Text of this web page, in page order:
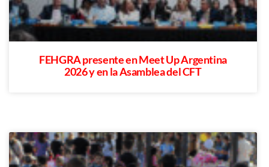
FEHGRA presente en Meet Up Argentina
2026 y en la Asamblea del CFT